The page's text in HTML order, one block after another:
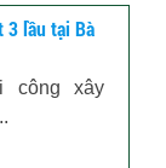
3 lầu tại Bà
công xây